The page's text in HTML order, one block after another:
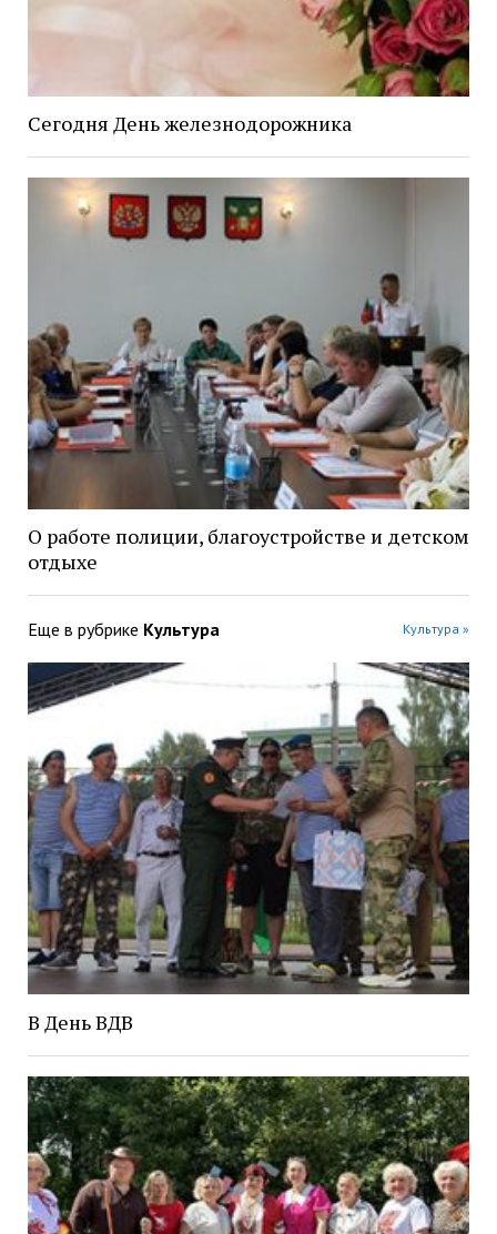
Сегодня День железнодорожника
О работе полиции, благоустройстве и детском
отдыхе
Еще в рубрике Культура Культура »
В День ВДВ